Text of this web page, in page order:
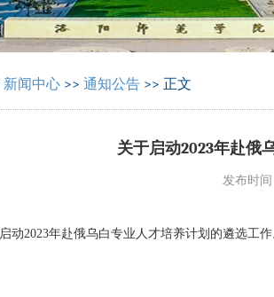
新闻中心 >> 通知公告 >> 正文
关于启动2023年赴俄
发布时间
动2023年赴俄乌白专业人才培养计划 的遴选工